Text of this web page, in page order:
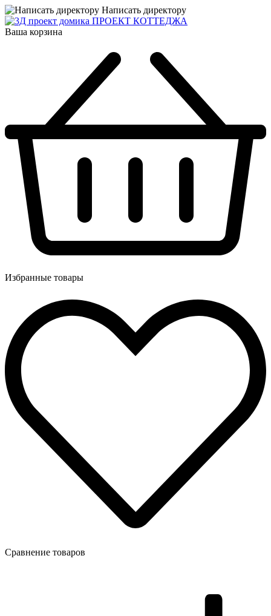
Написать директору
ПРОЕКТ КОТТЕДЖА
Ваша корзина
Избранные товары
Сравнение товаров